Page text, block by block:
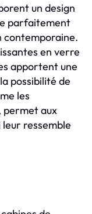
un design
parfaitement
contemporaine.
en verre
apportent une
possibilité de
les
permet aux
ressemble